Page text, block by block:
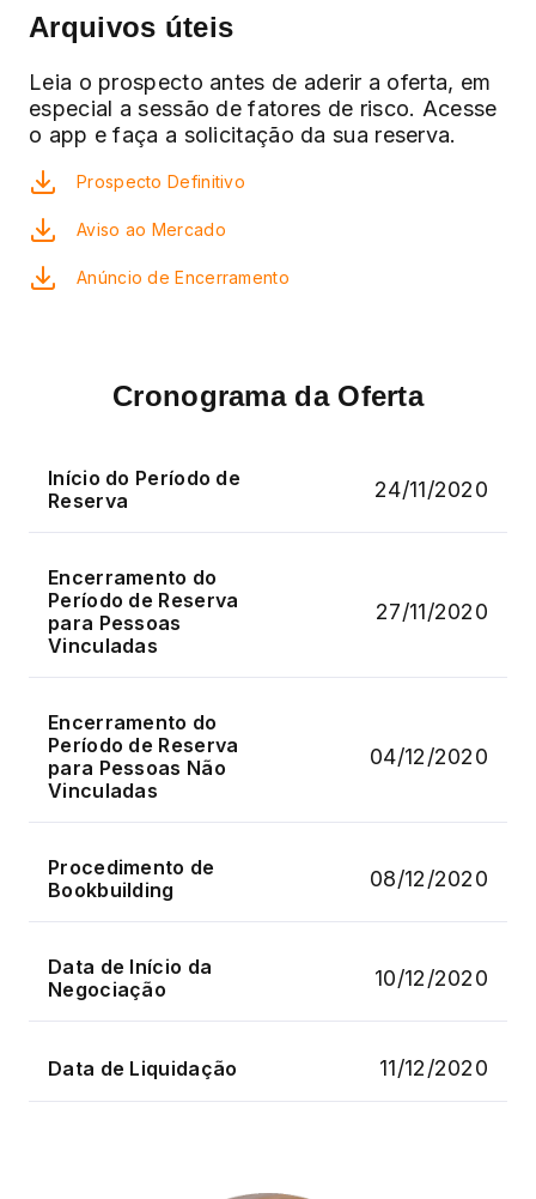
Arquivos úteis
Leia o prospecto antes de aderir a oferta, em
especial a sessão de fatores de risco. Acesse
o app e faça a solicitação da sua reserva.
Prospecto Definitivo
Aviso ao Mercado
Anúncio de Encerramento
Cronograma da Oferta
Início do Período de
Reserva
24/11/2020
Encerramento do
Período de Reserva
para Pessoas
Vinculadas
27/11/2020
Encerramento do
Período de Reserva
para Pessoas Não
Vinculadas
04/12/2020
Procedimento de
Bookbuilding
08/12/2020
Data de Início da
Negociação
10/12/2020
Data de Liquidação 11/12/2020